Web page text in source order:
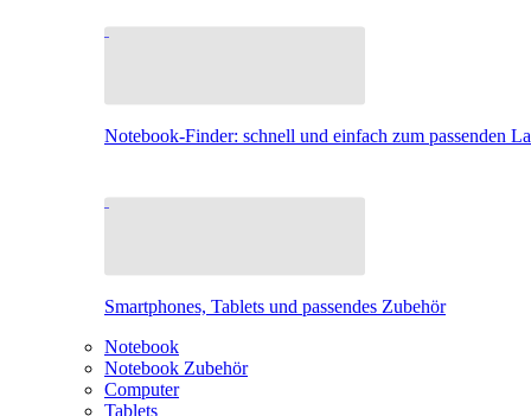
Notebook-Finder: schnell und einfach zum passenden
Smartphones, Tablets und passendes Zubehör
Notebook
Notebook Zubehör
Computer
Tablets